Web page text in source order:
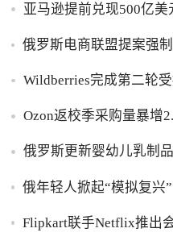
亚马逊提前兑现500亿
俄罗斯电商联盟提案强
Wildberries完成第二轮
Ozon返校季采购量暴增
俄罗斯更新婴幼儿乳制
俄年轻人掀起“模拟复兴
Flipkart联手Netflix推出